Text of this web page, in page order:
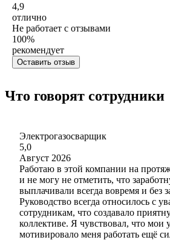
4,9
отлично
Не работает с отзывами
100%
рекомендует
Оставить отзыв
Что говорят сотрудники
Электрогазосварщик
5,0
Август 2026
Работаю в этой компании на
и не могу не отметить, что
выплачивали всегда вовремя и без
Руководство всегда относилось с
сотрудникам, что создавало
коллективе. Я чувствовал, что мои
мотивировало меня работать ещё